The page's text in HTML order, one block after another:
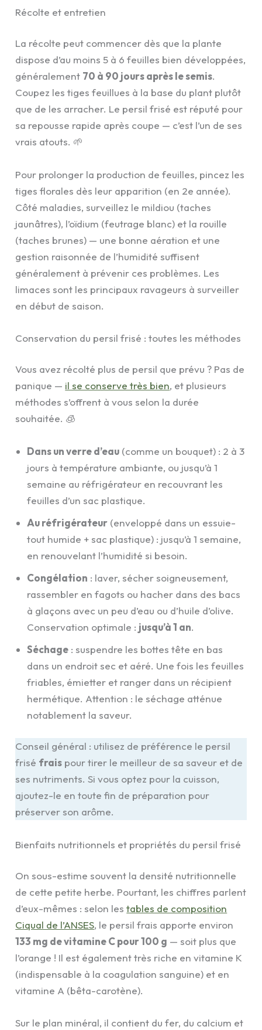
Récolte et entretien
La récolte peut commencer dès que la plante
dispose d’au moins 5 à 6 feuilles bien développées,
généralement 70 à 90 jours après le semis.
Coupez les tiges feuillues à la base du plant plutôt
que de les arracher. Le persil frisé est réputé pour
sa repousse rapide après coupe — c’est l’un de ses
vrais atouts. 🌱
Pour prolonger la production de feuilles, pincez les
tiges florales dès leur apparition (en 2e année).
Côté maladies, surveillez le mildiou (taches
jaunâtres), l’oïdium (feutrage blanc) et la rouille
(taches brunes) — une bonne aération et une
gestion raisonnée de l’humidité suffisent
généralement à prévenir ces problèmes. Les
limaces sont les principaux ravageurs à surveiller
en début de saison.
Conservation du persil frisé : toutes les méthodes
Vous avez récolté plus de persil que prévu ? Pas de
panique — il se conserve très bien, et plusieurs
méthodes s’offrent à vous selon la durée
souhaitée. 🧊
Dans un verre d’eau (comme un bouquet) : 2 à 3
jours à température ambiante, ou jusqu’à 1
semaine au réfrigérateur en recouvrant les
feuilles d’un sac plastique.
Au réfrigérateur (enveloppé dans un essuie-
tout humide + sac plastique) : jusqu’à 1 semaine,
en renouvelant l’humidité si besoin.
Congélation : laver, sécher soigneusement,
rassembler en fagots ou hacher dans des bacs
à glaçons avec un peu d’eau ou d’huile d’olive.
Conservation optimale : jusqu’à 1 an.
Séchage : suspendre les bottes tête en bas
dans un endroit sec et aéré. Une fois les feuilles
friables, émietter et ranger dans un récipient
hermétique. Attention : le séchage atténue
notablement la saveur.
Conseil général : utilisez de préférence le persil
frisé frais pour tirer le meilleur de sa saveur et de
ses nutriments. Si vous optez pour la cuisson,
ajoutez-le en toute fin de préparation pour
préserver son arôme.
Bienfaits nutritionnels et propriétés du persil frisé
On sous-estime souvent la densité nutritionnelle
de cette petite herbe. Pourtant, les chiffres parlent
d’eux-mêmes : selon lestables de composition
Ciqual de l’ANSES, le persil frais apporte environ
133 mg de vitamine C pour 100 g — soit plus que
l’orange ! Il est également très riche en vitamine K
(indispensable à la coagulation sanguine) et en
vitamine A (bêta-carotène).
Sur le plan minéral, il contient du fer, du calcium et